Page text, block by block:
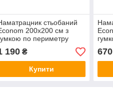
стьобаний
200х200 см з
по периметру
190₴
Купити
670